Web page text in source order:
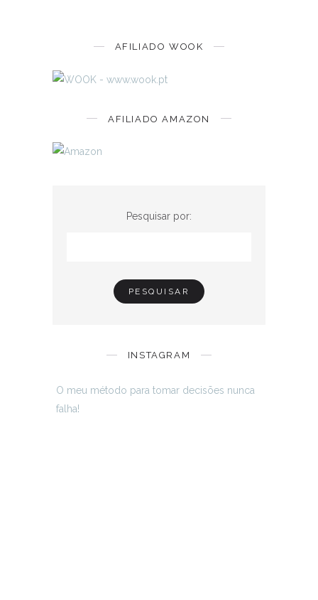
AFILIADO WOOK
AFILIADO AMAZON
Pesquisar por:
INSTAGRAM
O meu método para tomar decisões nunca
falha!